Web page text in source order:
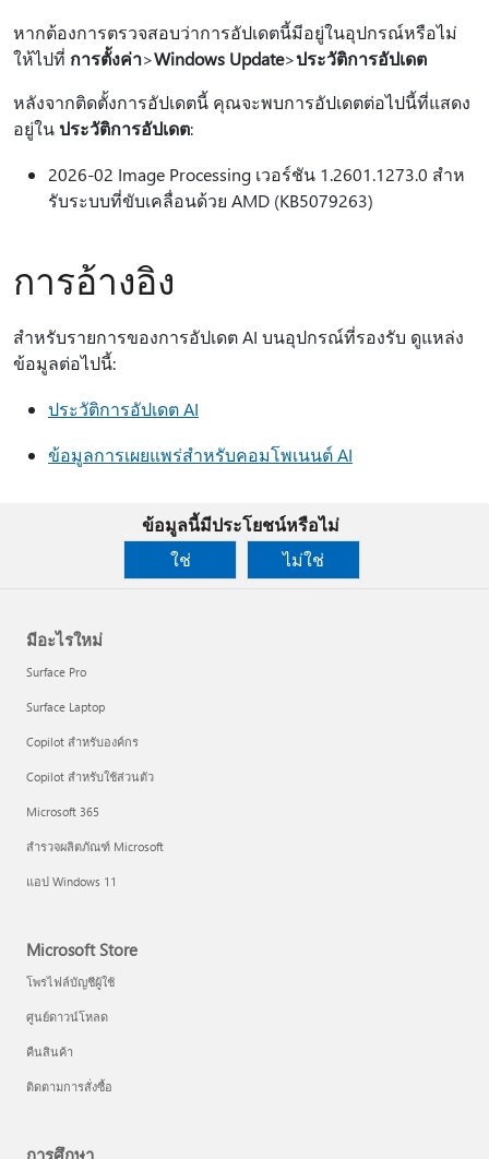
หากต้องการตรวจสอบว่าการอัปเดตนี้มีอยู่ในอุปกรณ์หรือไม่
ให้ไปที่ การตั้งค่า>Windows Update>ประวัติการอัปเดต
หลังจากติดตั้งการอัปเดตนี้ คุณจะพบการอัปเดตต่อไปนี้ที่แสดง
อยู่ใน ประวัติการอัปเดต:
2026-02 Image Processing เวอร์ชัน 1.2601.1273.0 สําห
รับระบบที่ขับเคลื่อนด้วย AMD (KB5079263)
การอ้างอิง
สําหรับรายการของการอัปเดต AI บนอุปกรณ์ที่รองรับ ดูแหล่ง
ข้อมูลต่อไปนี้:
ประวัติการอัปเดต AI
ข้อมูลการเผยแพร่สําหรับคอมโพเนนต์ AI
ข้อมูลนี้มีประโยชน์หรือไม่
ใช่
ไม่ใช่
มีอะไรใหม่
Surface Pro
Surface Laptop
Copilot สำหรับองค์กร
Copilot สำหรับใช้ส่วนตัว
Microsoft 365
สำรวจผลิตภัณฑ์ Microsoft
แอป Windows 11
Microsoft Store
โพรไฟล์บัญชีผู้ใช้
ศูนย์ดาวน์โหลด
คืนสินค้า
ติดตามการสั่งซื้อ
การศึกษา